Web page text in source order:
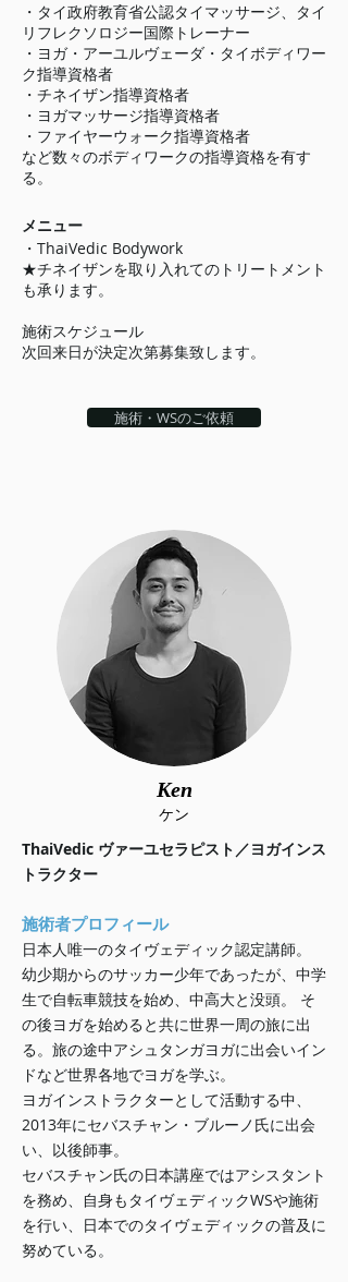
・タイ政府教育省公認タイマッサージ、タイ
リフレクソロジー国際トレーナー
・ヨガ・アーユルヴェーダ・タイボディワー
ク指導資格者
・チネイザン指導資格者
・ヨガマッサージ指導資格者
・ファイヤーウォーク指導資格者
など数々のボディワークの指導資格を有す
る。
メニュー
・ThaiVedic Bodywork
​​★チネイザンを取り入れてのトリートメント
も承ります。
施術スケジュール
​次回来日が決定次第募集致します。
施術・WSのご依頼
Ken
ケン
ThaiVedic ヴァーユセラピスト／ヨガインス
トラクター
施術者プロフィール
日本人唯一のタイヴェディック認定講師。
幼少期からのサッカー少年であったが、中学
生で自転車競技を始め、中高大と没頭。 そ
の後ヨガを始めると共に世界一周の旅に出
る。旅の途中アシュタンガヨガに出会いイン
ドなど世界各地でヨガを学ぶ。
ヨガインストラクターとして活動する中、
2013年にセバスチャン・ブルーノ氏に出会
い、以後師事。
セバスチャン氏の日本講座ではアシスタント
を務め、自身も タイヴェディックWSや施術
を行い、日本でのタイヴェディックの普及に
努めている。